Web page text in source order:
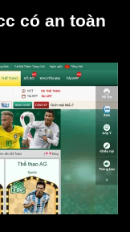
có an toàn